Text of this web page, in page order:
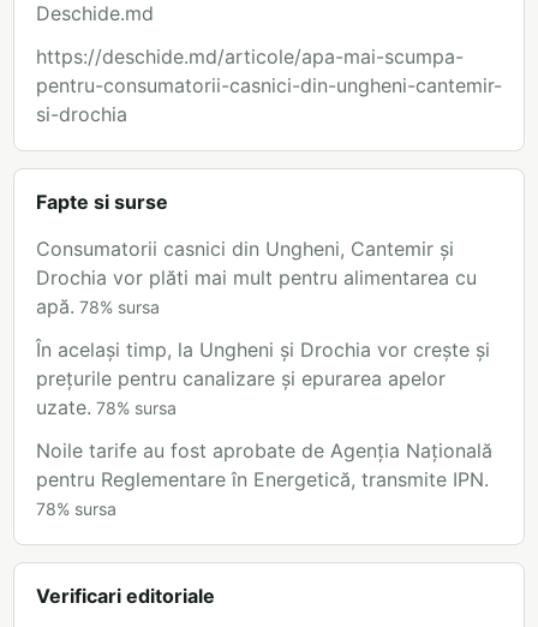
Deschide.md
https://deschide.md/articole/apa-mai-scumpa-
pentru-consumatorii-casnici-din-ungheni-cantemir-
si-drochia
Fapte si surse
Consumatorii casnici din Ungheni, Cantemir și
Drochia vor plăti mai mult pentru alimentarea cu
apă. 78% sursa
În același timp, la Ungheni și Drochia vor crește și
prețurile pentru canalizare și epurarea apelor
uzate. 78% sursa
Noile tarife au fost aprobate de Agenția Națională
pentru Reglementare în Energetică, transmite IPN.
78% sursa
Verificari editoriale